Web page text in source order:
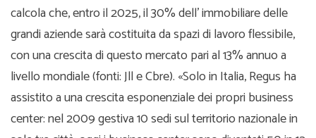
calcola che, entro il 2025, il 30% dell’ immobiliare delle
grandi aziende sarà costituita da spazi di lavoro flessibile,
con una crescita di questo mercato pari al 13% annuo a
livello mondiale (fonti: Jll e Cbre). «Solo in Italia, Regus ha
assistito a una crescita esponenziale dei propri business
center: nel 2009 gestiva 10 sedi sul territorio nazionale in